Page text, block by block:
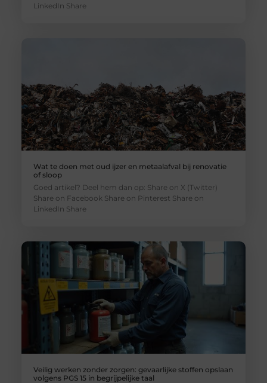
LinkedIn Share
Wat te doen met oud ijzer en metaalafval bij renovatie
of sloop
Goed artikel? Deel hem dan op: Share on X (Twitter)
Share on Facebook Share on Pinterest Share on
LinkedIn Share
Veilig werken zonder zorgen: gevaarlijke stoffen opslaan
volgens PGS 15 in begrijpelijke taal